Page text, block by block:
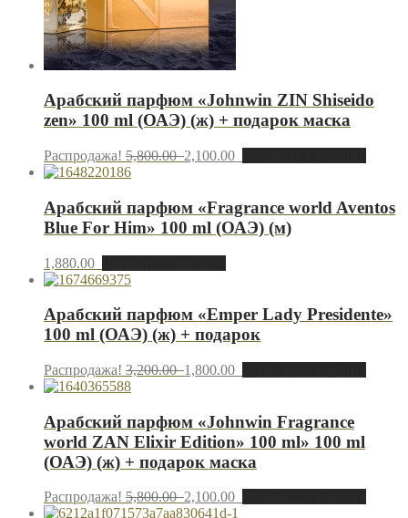
Арабский парфюм «Johnwin ZIN Shiseido
zen» 100 ml (ОАЭ) (ж) + подарок маска
Распродажа! 5,800.002,100.00
Арабский парфюм «Fragrance world Aventos
Blue For Him» 100 ml (ОАЭ) (м)
1,880.00
Арабский парфюм «Emper Lady Presidente»
100 ml (ОАЭ) (ж) + подарок
Распродажа! 3,200.001,800.00
Арабский парфюм «Johnwin Fragrance
world ZAN Elixir Edition» 100 ml» 100 ml
(ОАЭ) (ж) + подарок маска
Распродажа! 5,800.002,100.00